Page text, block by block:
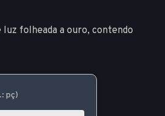
folheada a ouro, contendo
pç)